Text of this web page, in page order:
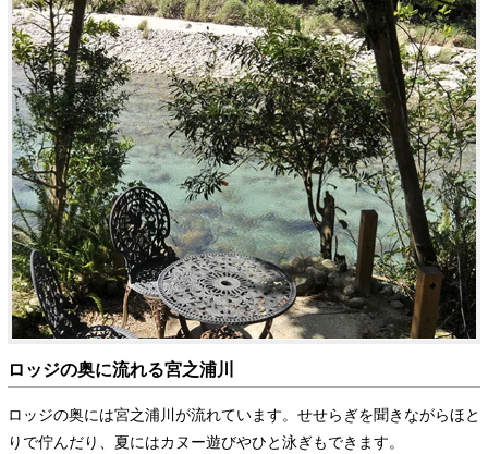
ロッジの奥に流れる宮之浦川
ロッジの奥には宮之浦川が流れています。せせらぎを聞きながらほと
りで佇んだり、夏にはカヌー遊びやひと泳ぎもできます。